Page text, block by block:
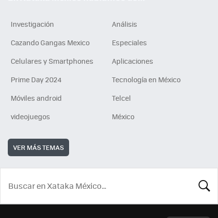
Investigación
Análisis
Cazando Gangas Mexico
Especiales
Celulares y Smartphones
Aplicaciones
Prime Day 2024
Tecnología en México
Móviles android
Telcel
videojuegos
México
VER MÁS TEMAS